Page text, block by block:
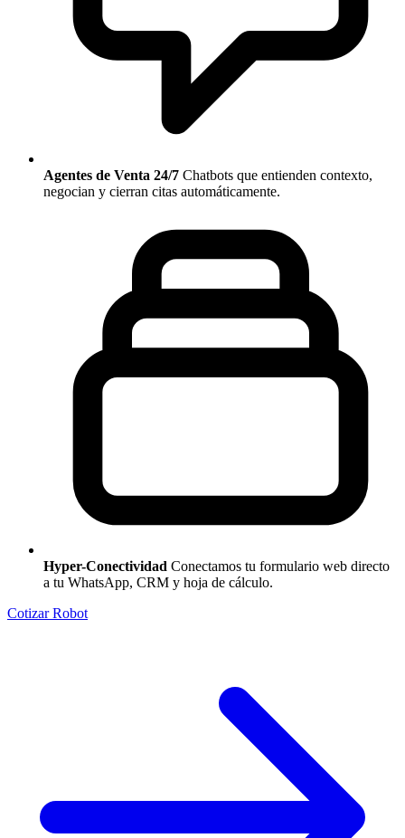
Agentes de Venta 24/7 Chatbots que entienden contexto,
negocian y cierran citas automáticamente.
Hyper-Conectividad Conectamos tu formulario web directo
a tu WhatsApp, CRM y hoja de cálculo.
Cotizar Robot